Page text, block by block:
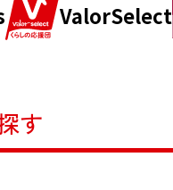
ValorSelect
す